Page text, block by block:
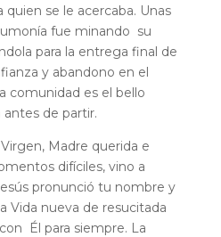
quien se le acercaba. Unas
fue minando su
para la entrega final de
y abandono en el
comunidad es el bello
de partir.
Madre querida e
difíciles, vino a
pronunció tu nombre y
Vida nueva de resucitada
Él para siempre. La